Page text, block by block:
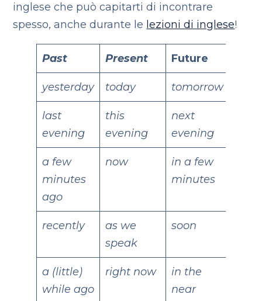
inglese che può capitarti di incontrare
spesso, anche durante le lezioni di inglese!
Past Present Future
yesterday today tomorrow
last
evening
this
evening
next
evening
a few
minutes
ago
now
in a few
minutes
recently
as we
speak
soon
a (little)
while ago
right now
in the
near